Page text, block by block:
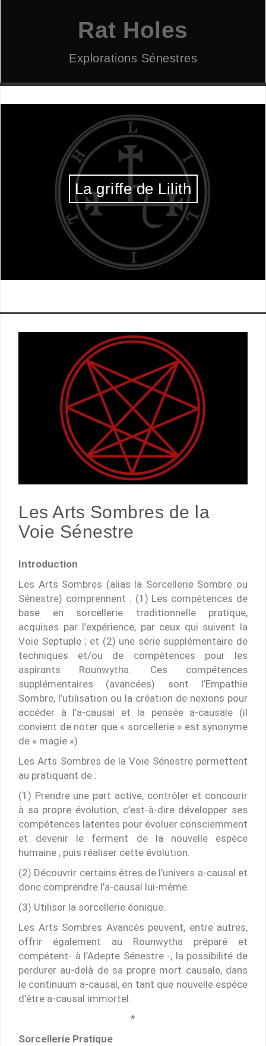
Rat Holes
Explorations Sénestres
La griffe de Lilith
Les Arts Sombres de la
Voie Sénestre
Introduction
Les Arts Sombres (alias la Sorcellerie Sombre ou
Sénestre) comprennent : (1) Les compétences de
base en sorcellerie traditionnelle pratique,
acquises par l’expérience, par ceux qui suivent la
Voie Septuple ; et (2) une série supplémentaire de
techniques et/ou de compétences pour les
aspirants Rounwytha. Ces compétences
supplémentaires (avancées) sont l’Empathie
Sombre, l’utilisation ou la création de nexions pour
accéder à l’a-causal et la pensée a-causale (il
convient de noter que « sorcellerie » est synonyme
de « magie »).
Les Arts Sombres de la Voie Sénestre permettent
au pratiquant de :
(1) Prendre une part active, contrôler et concourir
à sa propre évolution, c’est-à-dire développer ses
compétences latentes pour évoluer consciemment
et devenir le ferment de la nouvelle espèce
humaine ; puis réaliser cette évolution.
(2) Découvrir certains êtres de l’univers a-causal et
donc comprendre l’a-causal lui-même.
(3) Utiliser la sorcellerie éonique.
Les Arts Sombres Avancés peuvent, entre autres,
offrir également au Rounwytha préparé et
compétent- à l’Adepte Sénestre -, la possibilité de
perdurer au-delà de sa propre mort causale, dans
le continuum a-causal, en tant que nouvelle espèce
d’être a-causal immortel.
*
Sorcellerie Pratique